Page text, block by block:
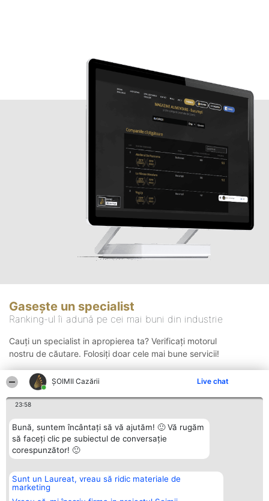
ȘOIMII Cazării Live chat
23:58
Bună, suntem încântați să vă ajutăm! 🙂 Vă rugăm
să faceți clic pe subiectul de conversație
corespunzător! 🙂
Sunt un Laureat, vreau să ridic materiale de
marketing
Gasește un specialist
Ranking-ul îi adună pe cei mai buni din industrie
Cauți un specialist in apropierea ta? Verificați motorul
nostru de căutare. Folosiți doar cele mai bune servicii!
Organizator Ranking
BRIGHT SOLUTIONS BR SRL
Aleea Timisul De Sus 2 Bl. A30
Plebiscyt
Lista Tuturor
Contact